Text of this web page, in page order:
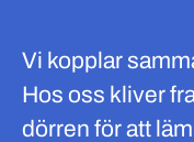
Vi kopplar
Hos oss kliver
dörren för att